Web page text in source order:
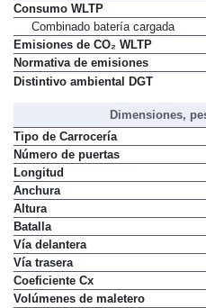
Consumo WLTP
Combinado batería cargada
Emisiones de CO₂ WLTP
Normativa de emisiones
Distintivo ambiental DGT
Dimensiones,
Tipo de Carrocería
Número de puertas
Longitud
Anchura
Altura
Batalla
Vía delantera
Vía trasera
Coeficiente Cx
Volúmenes de maletero